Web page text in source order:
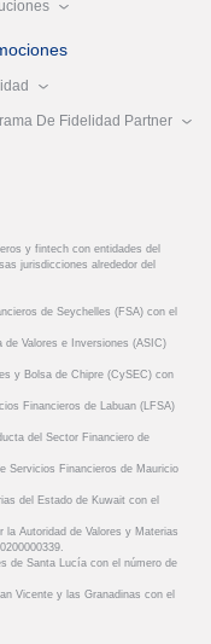
De Fidelidad Partner
y fintech con entidades del
jurisdicciones alrededor del
de Seychelles (FSA) con el
de Valores e Inversiones (ASIC)
y Bolsa de Chipre (CySEC) con
Financieros de Labuan (LFSA)
del Sector Financiero de
Servicios Financieros de Mauricio
del Estado de Kuwait con el
la Autoridad de Valores y Materias
de Santa Lucía con el número de
Vicente y las Granadinas con el